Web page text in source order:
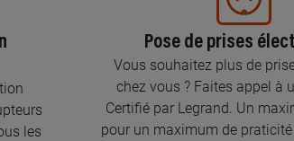
les
Pose de prises
Vous souhaitez plus de
chez vous ? Faites appel à
Certifié par Legrand. Un
pour un maximum de praticité